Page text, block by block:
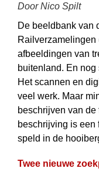
Door Nico Spilt
De beeldbank van
Railverzamelingen
afbeeldingen van
buitenland. En nog
Het scannen en
veel werk. Maar
beschrijven van de
beschrijving is een
speld in de
Twee nieuwe